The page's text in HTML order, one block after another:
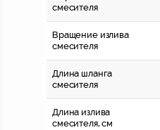
смесителя
Вращение излива
смесителя
Длина шланга
смесителя
Длина излива
смесителя, см